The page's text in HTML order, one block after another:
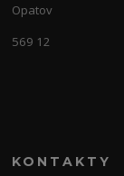
Opatov
569 12
KONTAKTY